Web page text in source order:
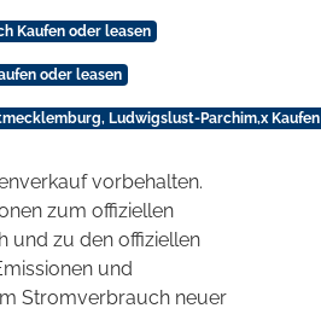
Kaufen oder leasen
oder leasen
Ludwigslust-Parchim,x
vorbehalten.
zum offiziellen
und zu den offiziellen
und
Stromverbrauch neuer